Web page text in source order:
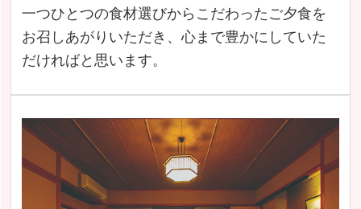
一つひとつの食材選びからこだわったご夕食を
お召しあがりいただき、心まで豊かにしていた
だければと思います。